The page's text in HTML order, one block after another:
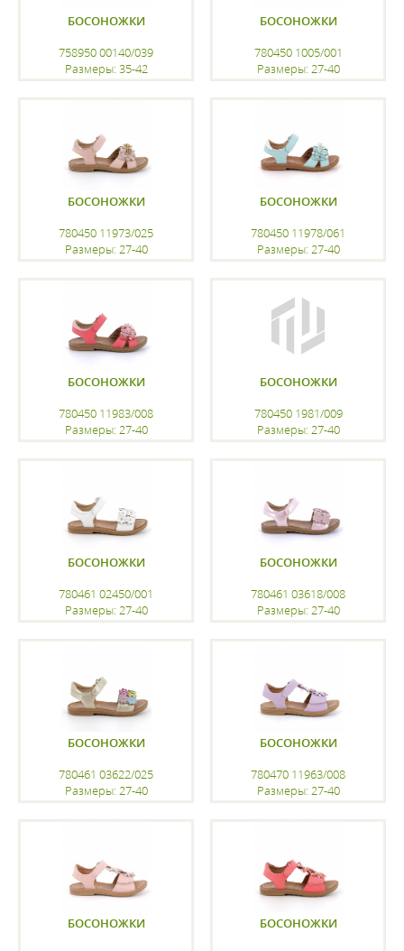
БОСОНОЖКИ
758950 00140/039
Размеры: 35-42
БОСОНОЖКИ
780450 1005/001
Размеры: 27-40
БОСОНОЖКИ
780450 11973/025
Размеры: 27-40
БОСОНОЖКИ
780450 11978/061
Размеры: 27-40
БОСОНОЖКИ
780450 11983/008
Размеры: 27-40
БОСОНОЖКИ
780450 1981/009
Размеры: 27-40
БОСОНОЖКИ
780461 02450/001
Размеры: 27-40
БОСОНОЖКИ
780461 03618/008
Размеры: 27-40
БОСОНОЖКИ
780461 03622/025
Размеры: 27-40
БОСОНОЖКИ
780470 11963/008
Размеры: 27-40
БОСОНОЖКИ
БОСОНОЖКИ